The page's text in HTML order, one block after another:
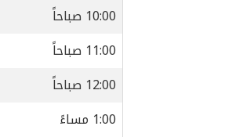
10:00 صباحاً
11:00 صباحاً
12:00 صباحاً
1:00 مساءً